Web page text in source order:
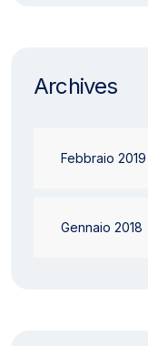
Archives
Febbraio 2019
Gennaio 2018